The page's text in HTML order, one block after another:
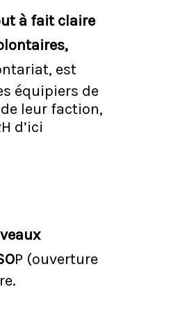
à fait claire
est
équipiers de
leur faction,
d’ici
P (ouverture